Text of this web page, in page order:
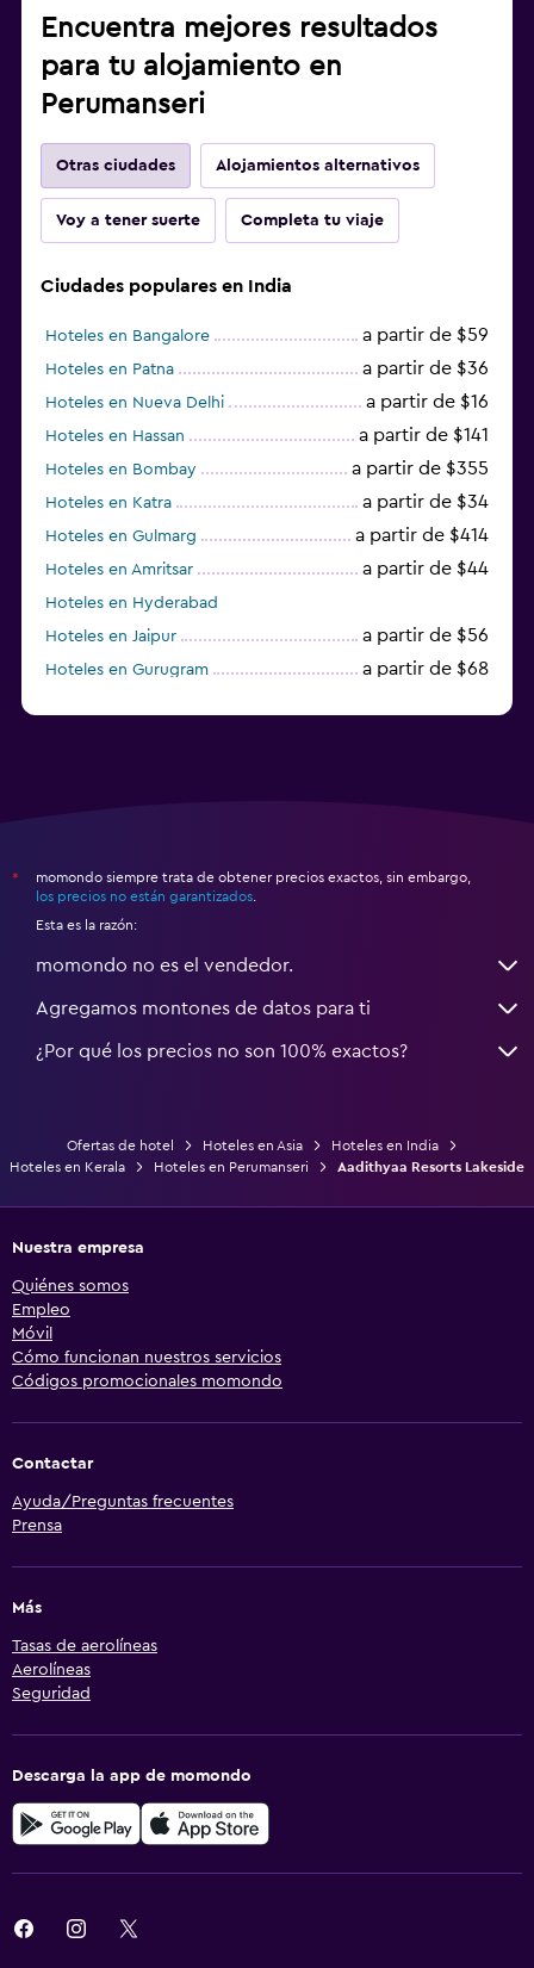
Encuentra mejores resultados
para tu alojamiento en
Perumanseri
Otras ciudades Alojamientos alternativos
Voy a tener suerte Completa tu viaje
Ciudades populares en India
Hoteles en Bangalore a partir de $59
Hoteles en Patna a partir de $36
Hoteles en Nueva Delhi a partir de $16
Hoteles en Hassan a partir de $141
Hoteles en Bombay a partir de $355
Hoteles en Katra a partir de $34
Hoteles en Gulmarg a partir de $414
Hoteles en Amritsar a partir de $44
Hoteles en Hyderabad
Hoteles en Jaipur
a partir de $56
Hoteles en Gurugram a partir de $68
*
momondo siempre trata de obtener precios exactos, sin embargo,
los precios no están garantizados
Esta es la razón:
momondo no es el vendedor.
Agregamos montones de datos para ti
¿Por qué los precios no son 100% exactos?
Ofertas de hotel Hoteles en Asia
Hoteles en India
Hoteles en Kerala
Hoteles en Perumanseri Aadithyaa Resorts Lakeside
Nuestra empresa
Quiénes somos
Empleo
Móvil
Cómo funcionan nuestros servicios
Códigos promocionales momondo
Contactar
Ayuda/Preguntas frecuentes
Prensa
Más
Tasas de aerolíneas
Aerolíneas
Seguridad
Descarga la app de momondo